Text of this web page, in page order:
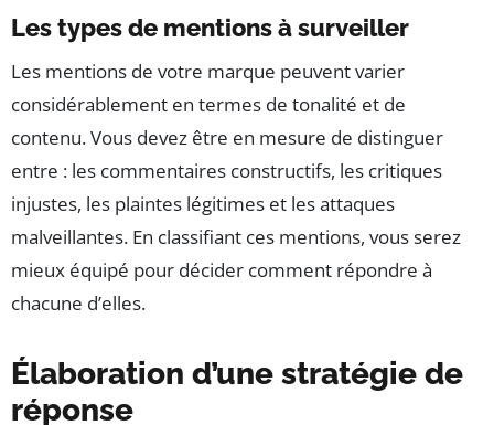
Les types de mentions à surveiller
Les mentions de votre marque peuvent varier
considérablement en termes de tonalité et de
contenu. Vous devez être en mesure de distinguer
entre : les commentaires constructifs, les critiques
injustes, les plaintes légitimes et les attaques
malveillantes. En classifiant ces mentions, vous serez
mieux équipé pour décider comment répondre à
chacune d’elles.
Élaboration d’une stratégie de
réponse